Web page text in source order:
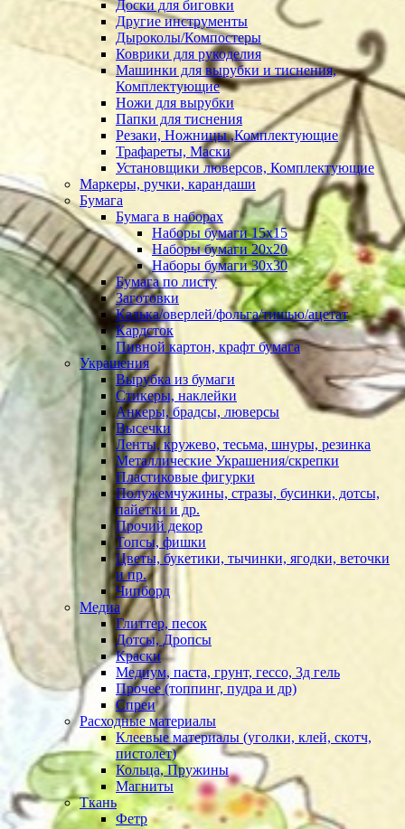
Доски для биговки
Другие инструменты
Дыроколы/Компостеры
Коврики для рукоделия
Машинки для вырубки и тиснения,
Комплектующие
Ножи для вырубки
Папки для тиснения
Резаки, Ножницы ,Комплектующие
Трафареты, Маски
Установщики люверсов, Комплектующие
Маркеры, ручки, карандаши
Бумага
Бумага в наборах
Наборы бумаги 15х15
Наборы бумаги 20х20
Наборы бумаги 30х30
Бумага по листу
Заготовки
Калька/оверлей/фольга/тишью/ацетат
Кардсток
Пивной картон, крафт бумага
Украшения
Вырубка из бумаги
Стикеры, наклейки
Анкеры, брадсы, люверсы
Высечки
Ленты, кружево, тесьма, шнуры, резинка
Металлические Украшения/скрепки
Пластиковые фигурки
Полужемчужины, стразы, бусинки, дотсы,
пайетки и др.
Прочий декор
Топсы, фишки
Цветы, букетики, тычинки, ягодки, веточки
и пр.
Чипборд
Медиа
Глиттер, песок
Дотсы, Дропсы
Краски
Медиум, паста, грунт, гессо, 3д гель
Прочее (топпинг, пудра и др)
Спреи
Расходные материалы
Клеевые материалы (уголки, клей, скотч,
пистолет)
Кольца, Пружины
Магниты
Ткань
Фетр